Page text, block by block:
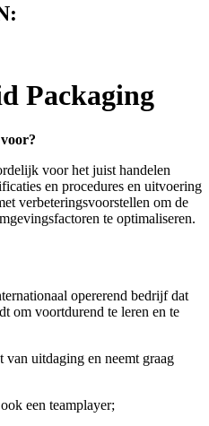
Packaging
voor het juist handelen
en procedures en uitvoering
verbeteringsvoorstellen om de
te optimaliseren.
opererend bedrijf dat
om voortdurend te leren en te
uitdaging en neemt graag
een teamplayer;